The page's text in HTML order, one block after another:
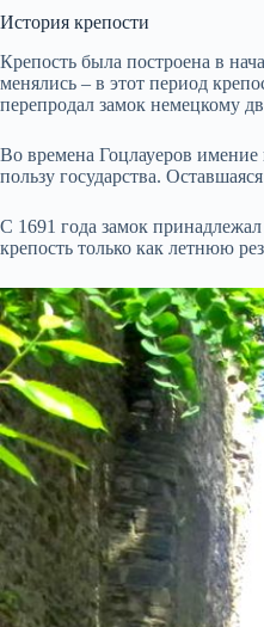
История крепости
Крепость была построена в
менялись – в этот период
перепродал замок немецкому
Во времена Гоцлауеров
пользу государства.
С 1691 года замок
крепость только как летнюю